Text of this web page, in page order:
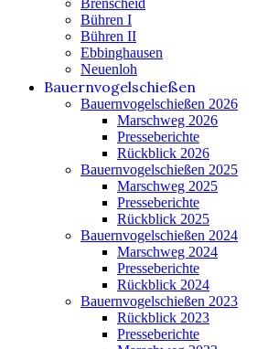
Bühren I
Bühren II
Ebbinghausen
Neuenloh
Bauernvogelschießen
Bauernvogelschießen 2026
Marschweg 2026
Presseberichte
Rückblick 2026
Bauernvogelschießen 2025
Marschweg 2025
Presseberichte
Rückblick 2025
Bauernvogelschießen 2024
Marschweg 2024
Presseberichte
Rückblick 2024
Bauernvogelschießen 2023
Rückblick 2023
Presseberichte